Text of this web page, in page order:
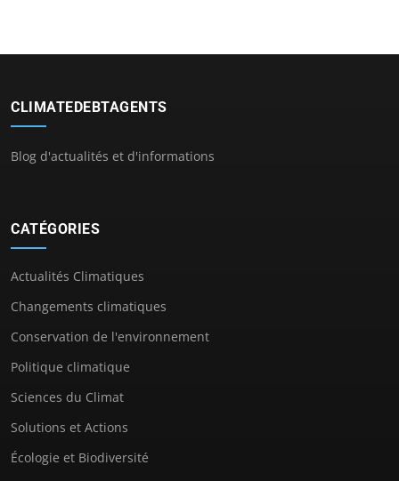
CLIMATEDEBTAGENTS
Blog d'actualités et d'informations
CATÉGORIES
Actualités Climatiques
Changements climatiques
Conservation de l'environnement
Politique climatique
Sciences du Climat
Solutions et Actions
Écologie et Biodiversité